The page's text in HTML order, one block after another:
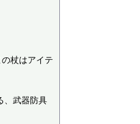
杖はアイテ
、武器防具